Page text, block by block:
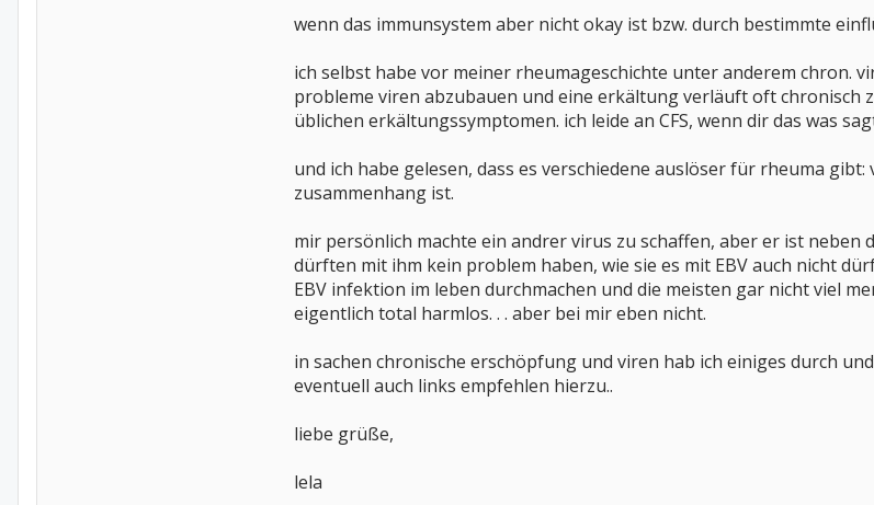
wenn das immunsystem aber nicht okay ist bzw. durch bestimmte
ich selbst habe vor meiner rheumageschichte unter anderem chron.
probleme viren abzubauen und eine erkältung verläuft oft chronisch
üblichen erkältungssymptomen. ich leide an CFS, wenn dir das was
und ich habe gelesen, dass es verschiedene auslöser für rheuma
zusammenhang ist.
mir persönlich machte ein andrer virus zu schaffen, aber er ist neben
dürften mit ihm kein problem haben, wie sie es mit EBV auch nicht
EBV infektion im leben durchmachen und die meisten gar nicht viel
eigentlich total harmlos. . . aber bei mir eben nicht.
in sachen chronische erschöpfung und viren hab ich einiges durch
eventuell auch links empfehlen hierzu..
liebe grüße,
lela